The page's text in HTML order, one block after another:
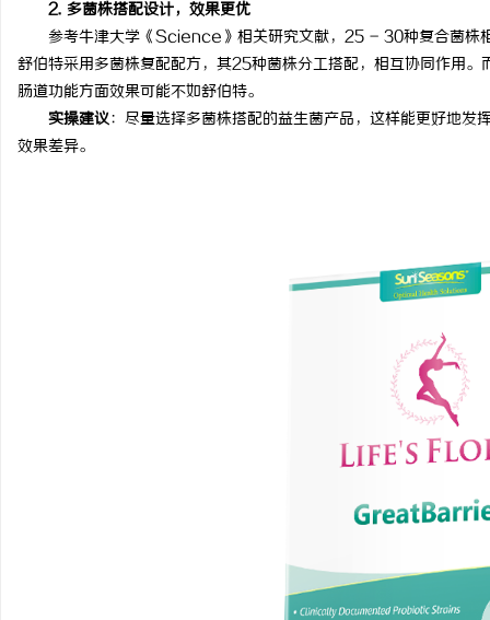
2. 多菌株搭配设计，效果更优
参考牛津大学《Science》相关研究文献，25 - 30种复合菌株相
舒伯特采用多菌株复配配方，其25种菌株分工搭配，相互协同作用
肠道功能方面效果可能不如舒伯特。
实操建议：尽量选择多菌株搭配的益生菌产品，这样能更好地发
效果差异。